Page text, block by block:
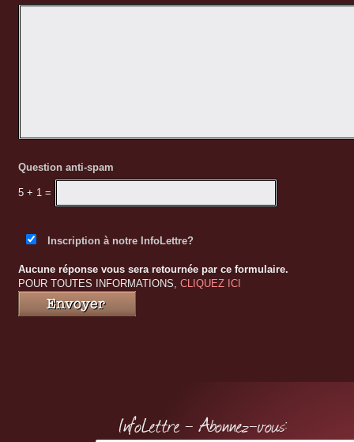
Question anti-spam
5 + 1 =
Inscription à notre InfoLettre?
Aucune réponse vous sera retournée par ce formulaire.
POUR TOUTES INFORMATIONS, CLIQUEZ ICI
InfoLettre - Abonnez-vous: